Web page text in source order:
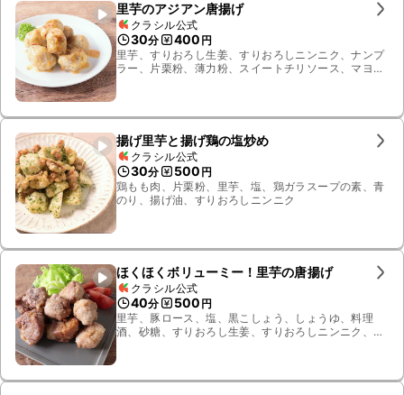
里芋のアジアン唐揚げ
クラシル公式
30分 400 円
里芋、すりおろし生姜、すりおろしニンニク、ナンプ
ラー、片栗粉、薄力粉、スイートチリソース、マヨ
揚げ里芋と揚げ鶏の塩炒め
クラシル公式
30分 500 円
鶏もも肉、片栗粉、里芋、塩、鶏ガラスープの素、青
のり、揚げ油、すりおろしニンニク
ほくほくボリューミー！里芋の唐揚げ
クラシル公式
40分 500 円
里芋、豚ロース、塩、黒こしょう、しょうゆ、料理
酒、砂糖、すりおろし生姜、すりおろしニンニク、片